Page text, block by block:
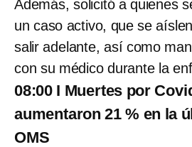
Además, solicitó a quienes
un caso activo, que se
salir adelante, así como
con su médico durante la
08:00 I Muertes por
aumentaron 21 % en la
OMS